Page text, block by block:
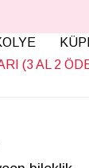
(3 AL 2